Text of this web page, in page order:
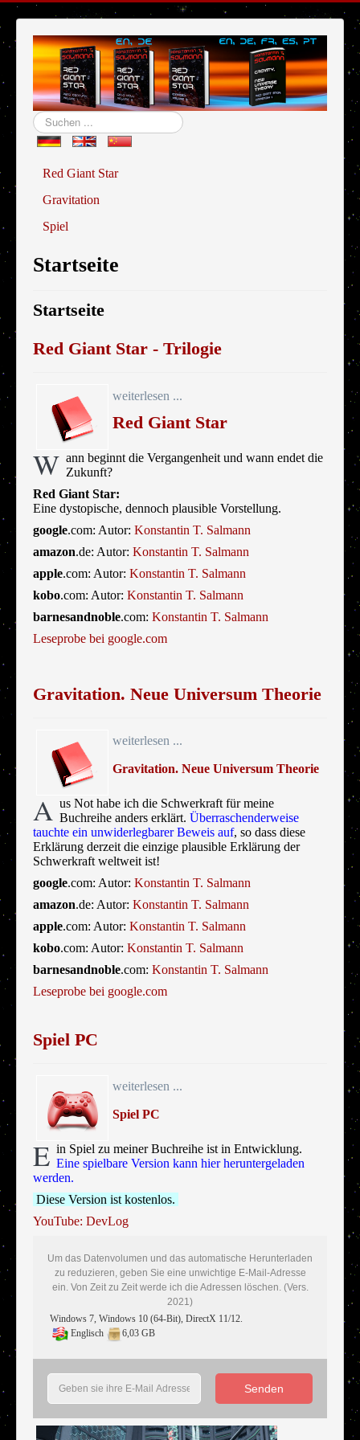
Suchen
...
Red Giant Star
Gravitation
Spiel
Startseite
Startseite
Red Giant Star - Trilogie
weiterlesen ...
Red Giant Star
W ann beginnt die Vergangenheit und wann endet die
Zukunft?
Red Giant Star:
Eine dystopische, dennoch plausible Vorstellung.
google.com: Autor: Konstantin T. Salmann
amazon.de: Autor: Konstantin T. Salmann
apple.com: Autor: Konstantin T. Salmann
kobo.com: Autor: Konstantin T. Salmann
barnesandnoble.com: Konstantin T. Salmann
Leseprobe bei google.com
Gravitation. Neue Universum Theorie
weiterlesen ...
Gravitation. Neue Universum Theorie
A us Not habe ich die Schwerkraft für meine
Buchreihe anders erklärt. Überraschenderweise
tauchte ein unwiderlegbarer Beweis auf, so dass diese
Erklärung derzeit die einzige plausible Erklärung der
Schwerkraft weltweit ist!
google.com: Autor: Konstantin T. Salmann
amazon.de: Autor: Konstantin T. Salmann
apple.com: Autor: Konstantin T. Salmann
kobo.com: Autor: Konstantin T. Salmann
barnesandnoble.com: Konstantin T. Salmann
Leseprobe bei google.com
Spiel PC
weiterlesen ...
Spiel PC
E in Spiel zu meiner Buchreihe ist in Entwicklung.
Eine spielbare Version kann hier heruntergeladen
werden.
Diese Version ist kostenlos.
YouTube: DevLog
Um das Datenvolumen und das automatische Herunterladen
zu reduzieren, geben Sie eine unwichtige E-Mail-Adresse
ein. Von Zeit zu Zeit werde ich die Adressen löschen. (Vers.
2021)
Windows 7, Windows 10 (64-Bit), DirectX 11/12.
Englisch
6,03 GB
Senden